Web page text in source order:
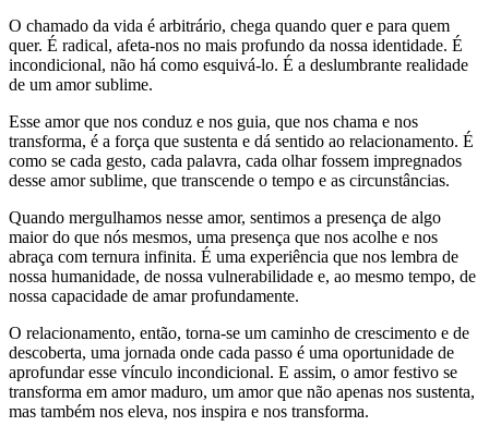
O chamado da vida é arbitrário, chega quando quer e para quem
quer. É radical, afeta-nos no mais profundo da nossa identidade. É
incondicional, não há como esquivá-lo. É a deslumbrante realidade
de um amor sublime.
Esse amor que nos conduz e nos guia, que nos chama e nos
transforma, é a força que sustenta e dá sentido ao relacionamento. É
como se cada gesto, cada palavra, cada olhar fossem impregnados
desse amor sublime, que transcende o tempo e as circunstâncias.
Quando mergulhamos nesse amor, sentimos a presença de algo
maior do que nós mesmos, uma presença que nos acolhe e nos
abraça com ternura infinita. É uma experiência que nos lembra de
nossa humanidade, de nossa vulnerabilidade e, ao mesmo tempo, de
nossa capacidade de amar profundamente.
O relacionamento, então, torna-se um caminho de crescimento e de
descoberta, uma jornada onde cada passo é uma oportunidade de
aprofundar esse vínculo incondicional. E assim, o amor festivo se
transforma em amor maduro, um amor que não apenas nos sustenta,
mas também nos eleva, nos inspira e nos transforma.